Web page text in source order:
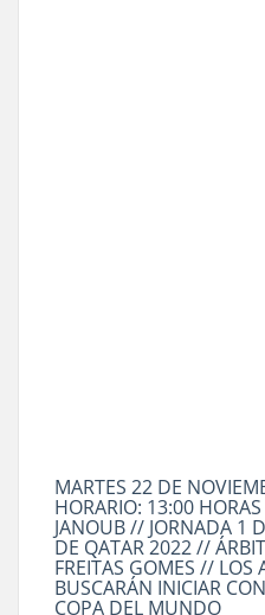
MARTES 22 DE
HORARIO: 13:00
JANOUB // JORNADA 1
DE QATAR 2022 //
FREITAS GOMES // LOS
BUSCARÁN INICIAR
COPA DEL MUNDO